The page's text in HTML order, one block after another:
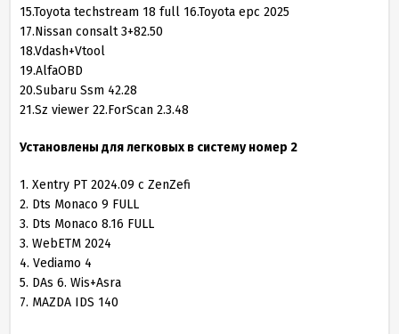
15.Toyota techstream 18 full 16.Toyota epc 2025
17.Nissan consalt 3+82.50
18.Vdash+Vtool
19.AlfaOBD
20.Subaru Ssm 42.28
21.Sz viewer 22.ForScan 2.3.48
Установлены для легковых в систему номер 2
1. Xentry PT 2024.09 с ZenZefi
2. Dts Monaco 9 FULL
3. Dts Monaco 8.16 FULL
3. WebETM 2024
4. Vediamo 4
5. DAs 6. Wis+Asra
7. MAZDA IDS 140